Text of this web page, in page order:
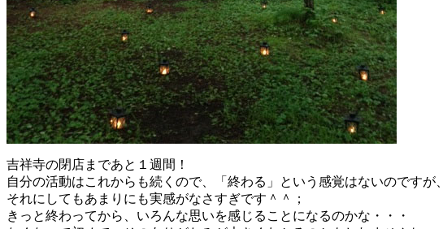
吉祥寺の閉店まであと１週間！
自分の活動はこれからも続くので、「終わる」という感覚はないのですが、
それにしてもあまりにも実感がなさすぎです＾＾；
きっと終わってから、いろんな思いを感じることになるのかな・・・